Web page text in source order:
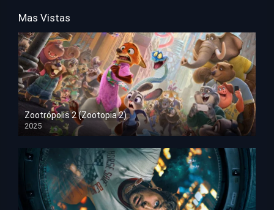
Mas Vistas
Zootrópolis 2 (Zootopia 2)
2025
HD 1080p